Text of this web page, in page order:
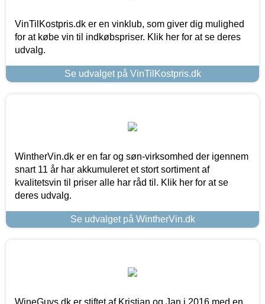
VinTilKostpris.dk er en vinklub, som giver dig mulighed
for at købe vin til indkøbspriser. Klik her for at se deres
udvalg.
Se udvalget på VinTilKostpris.dk
WintherVin.dk er en far og søn-virksomhed der igennem
snart 11 år har akkumuleret et stort sortiment af
kvalitetsvin til priser alle har råd til. Klik her for at se
deres udvalg.
Se udvalget på WintherVin.dk
WineGuys.dk er stiftet af Kristian og Jan i 2016 med en